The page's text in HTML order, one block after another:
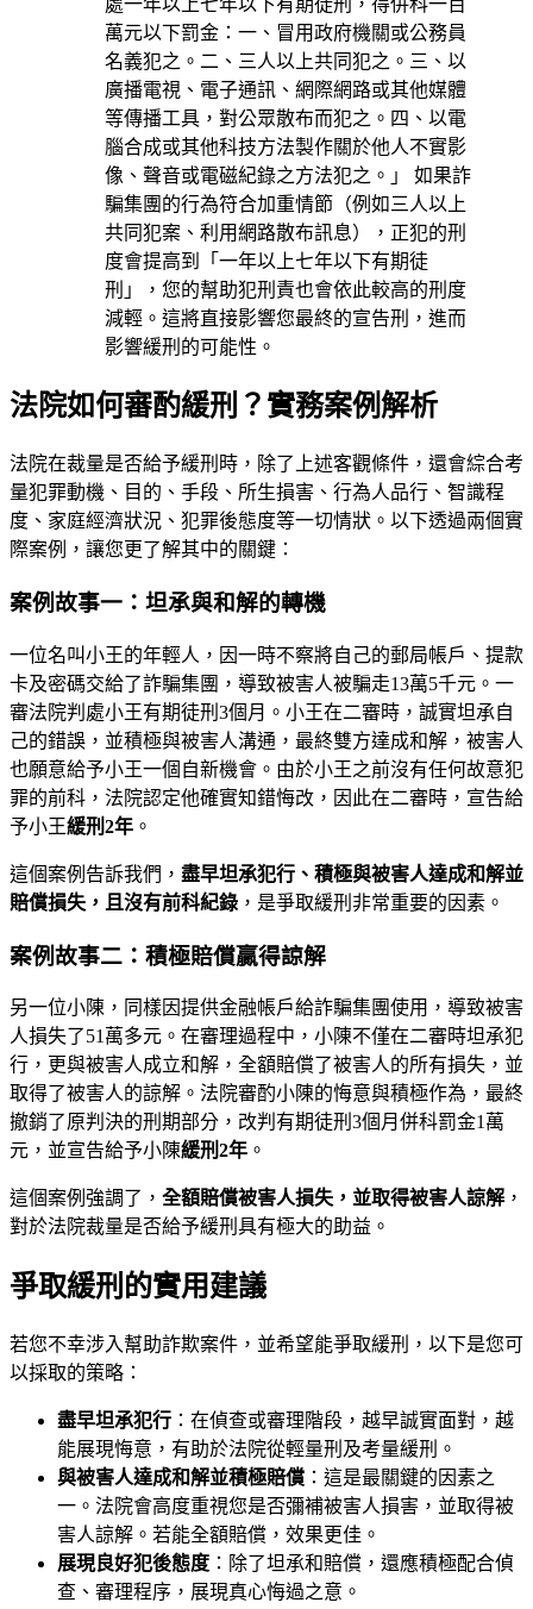
萬元以下罰金：一、冒用政府機關或公務員
名義犯之。二、三人以上共同犯之。三、以
廣播電視、電子通訊、網際網路或其他媒體
等傳播工具，對公眾散布而犯之。四、以電
腦合成或其他科技方法製作關於他人不實影
像、聲音或電磁紀錄之方法犯之。」 如果詐
騙集團的行為符合加重情節（例如三人以上
共同犯案、利用網路散布訊息），正犯的刑
度會提高到「一年以上七年以下有期徒
刑」，您的幫助犯刑責也會依此較高的刑度
減輕。這將直接影響您最終的宣告刑，進而
影響緩刑的可能性。
法院如何審酌緩刑？實務案例解析
法院在裁量是否給予緩刑時，除了上述客觀條件，還會綜合考
量犯罪動機、目的、手段、所生損害、行為人品行、智識程
度、家庭經濟狀況、犯罪後態度等一切情狀。以下透過兩個實
際案例，讓您更了解其中的關鍵：
案例故事一：坦承與和解的轉機
一位名叫小王的年輕人，因一時不察將自己的郵局帳戶、提款
卡及密碼交給了詐騙集團，導致被害人被騙走13萬5千元。一
審法院判處小王有期徒刑3個月。小王在二審時，誠實坦承自
己的錯誤，並積極與被害人溝通，最終雙方達成和解，被害人
也願意給予小王一個自新機會。由於小王之前沒有任何故意犯
罪的前科，法院認定他確實知錯悔改，因此在二審時，宣告給
予小王緩刑2年 。
這個案例告訴我們， 盡早坦承犯行、積極與被害人達成和解並
賠償損失，且沒有前科紀錄 ，是爭取緩刑非常重要的因素。
案例故事二：積極賠償贏得諒解
另一位小陳，同樣因提供金融帳戶給詐騙集團使用，導致被害
人損失了51萬多元。在審理過程中，小陳不僅在二審時坦承犯
行，更與被害人成立和解，全額賠償了被害人的所有損失，並
取得了被害人的諒解。法院審酌小陳的悔意與積極作為，最終
撤銷了原判決的刑期部分，改判有期徒刑3個月併科罰金1萬
元，並宣告給予小陳緩刑2年 。
這個案例強調了， 全額賠償被害人損失，並取得被害人諒解 ，
對於法院裁量是否給予緩刑具有極大的助益。
爭取緩刑的實用建議
若您不幸涉入幫助詐欺案件，並希望能爭取緩刑，以下是您可
以採取的策略：
盡早坦承犯行 ：在偵查或審理階段，越早誠實面對，越
能展現悔意，有助於法院從輕量刑及考量緩刑。
與被害人達成和解並積極賠償 ：這是最關鍵的因素之
一。法院會高度重視您是否彌補被害人損害，並取得被
害人諒解。若能全額賠償，效果更佳。
展現良好犯後態度 ：除了坦承和賠償，還應積極配合偵
查、審理程序，展現真心悔過之意。